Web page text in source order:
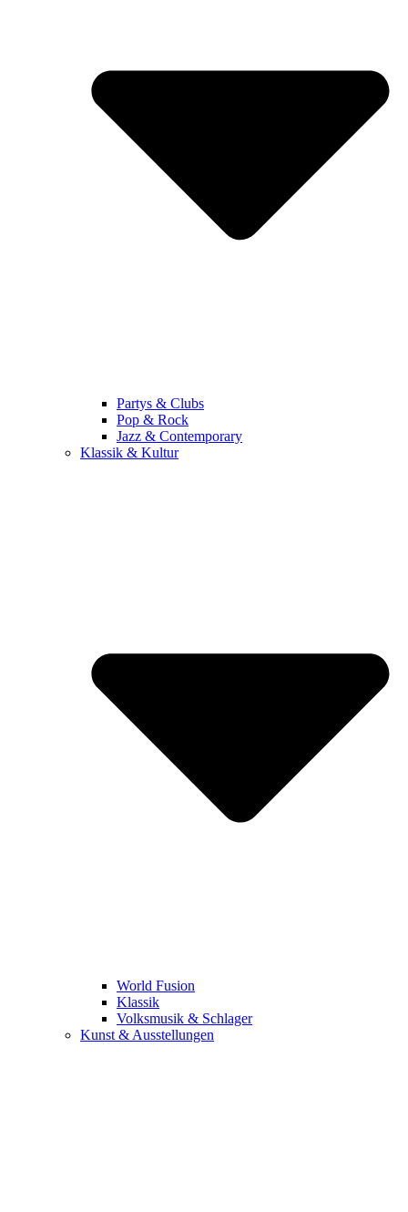
Partys & Clubs
Pop & Rock
Jazz & Contemporary
Klassik & Kultur
World Fusion
Klassik
Volksmusik & Schlager
Kunst & Ausstellungen